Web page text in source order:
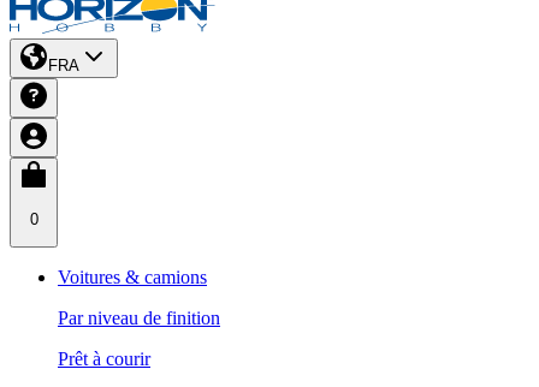
FRA
0
Voitures & camions
Par niveau de finition
Prêt à courir